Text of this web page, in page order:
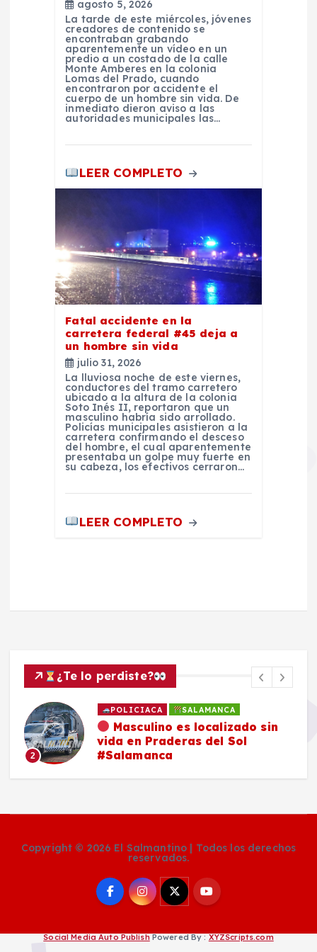
agosto 5, 2026
La tarde de este miércoles, jóvenes
creadores de contenido se
encontraban grabando
aparentemente un vídeo en un
predio a un costado de la calle
Monte Amberes en la colonia
Lomas del Prado, cuando
encontraron por accidente el
cuerpo de un hombre sin vida. De
inmediato dieron aviso a las
autoridades municipales las…
LEER COMPLETO
Fatal accidente en la
carretera federal #45 deja a
un hombre sin vida
julio 31, 2026
La lluviosa noche de este viernes,
conductores del tramo carretero
ubicado a la altura de la colonia
Soto Inés II, reportaron que un
masculino habría sido arrollado.
Policías municipales asistieron a la
carretera confirmando el desceso
del hombre, el cual aparentemente
presentaba un golpe muy fuerte en
su cabeza, los efectivos cerraron…
LEER COMPLETO
¿Te lo perdiste?
2
POLICIACA SALAMANCA
Masculino es localizado sin
vida en Praderas del Sol
#Salamanca
Copyright © 2026 El Salmantino | Todos los derechos
reservados.
Social Media Auto Publish Powered By : XYZScripts.com